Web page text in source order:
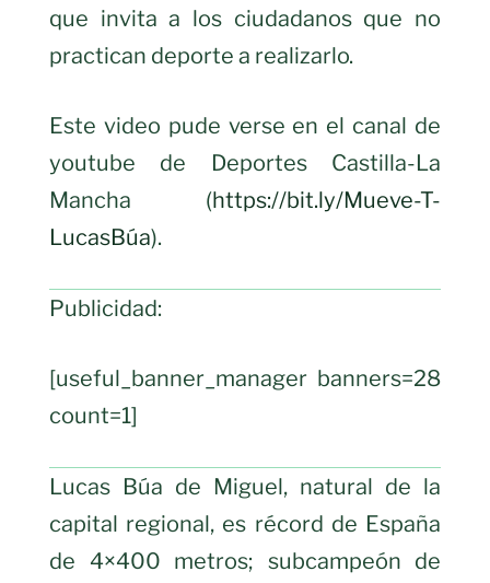
que invita a los ciudadanos que no
practican deporte a realizarlo.
Este video pude verse en el canal de
youtube de Deportes Castilla-La
Mancha (https://bit.ly/Mueve-T-
LucasBúa).
Publicidad:
[useful_banner_manager banners=28
count=1]
Lucas Búa de Miguel, natural de la
capital regional, es récord de España
de 4×400 metros; subcampeón de